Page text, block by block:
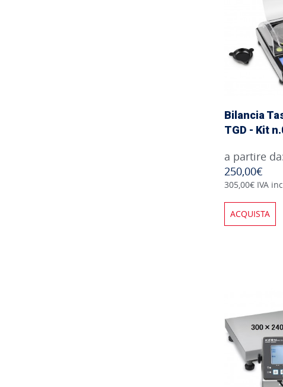
Bilancia
TGD - Kit
a partire
250,00€
305,00€ IVA
ACQUISTA